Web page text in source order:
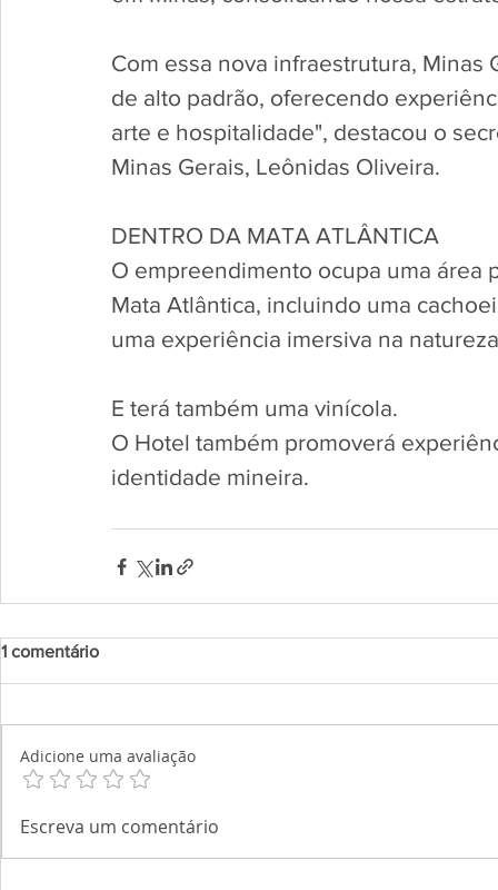
Com essa nova infraestrutura,
de alto padrão, oferecendo
arte e hospitalidade", destacou o
Minas Gerais, Leônidas Oliveira.
DENTRO DA MATA ATLÂNTICA
O empreendimento ocupa uma
Mata Atlântica, incluindo uma
uma experiência imersiva na
E terá também uma vinícola.
O Hotel também promoverá
identidade mineira.
1 comentário
Adicione uma avaliação
Escreva um comentário